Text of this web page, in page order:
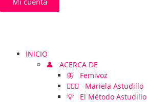
INICIO
👤 ACERCA DE
🦋 Femivoz
👱🏻‍♀️ Mariela Astudillo
💡 El Método Astudillo